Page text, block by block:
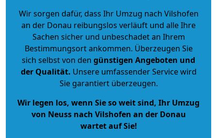
Wir sorgen dafür, dass Ihr Umzug nach Vilshofen
an der Donau reibungslos verläuft und alle Ihre
Sachen sicher und unbeschadet an Ihrem
Bestimmungsort ankommen. Überzeugen Sie
sich selbst von den günstigen Angeboten und
der Qualität. Unsere umfassender Service wird
Sie garantiert überzeugen.
Wir legen los, wenn Sie so weit sind, Ihr Umzug
von Neuss nach Vilshofen an der Donau
wartet auf Sie!